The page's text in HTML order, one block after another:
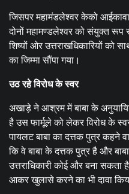
जिसपर महामंडलेश्वर केको आईकावा
दोनों महामण्डलेश्वर को संयुक्त रूप
शिष्यों ओर उत्तराखधिकारियों को
का जिम्मा सौंपा गया।
उठ रहे विरोध के स्वर
अखाड़े ने आश्रम में बाबा के
है उस फार्मूले को लेकर विरोध के
पायलट बाबा का दत्तक पुत्र कहने
कि वे बाबा के दत्तक पुत्र है और
उत्तराधिकारी कोई और बना सकता
आकर खुलासे करने का भी दावा